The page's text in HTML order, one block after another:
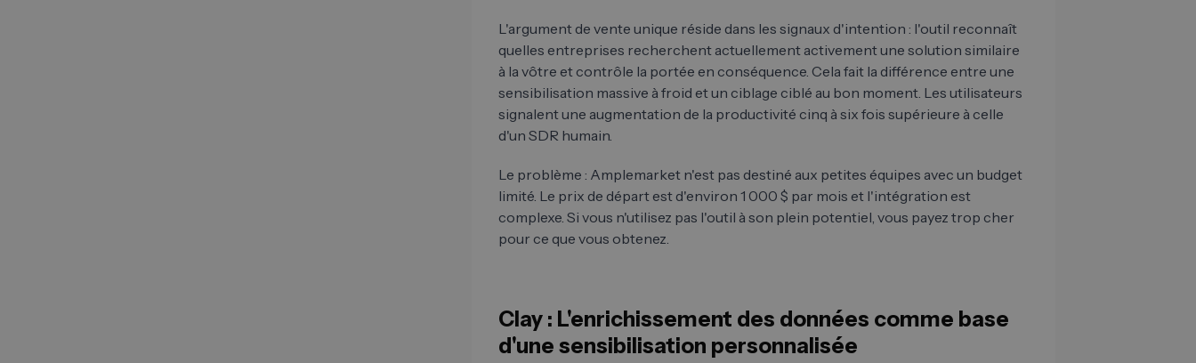
L'argument de vente unique réside dans les signaux d'intention : l'outil reconnaît
quelles entreprises recherchent actuellement activement une solution similaire
à la vôtre et contrôle la portée en conséquence. Cela fait la différence entre une
sensibilisation massive à froid et un ciblage ciblé au bon moment. Les utilisateurs
signalent une augmentation de la productivité cinq à six fois supérieure à celle
d'un SDR humain.
Le problème : Amplemarket n'est pas destiné aux petites équipes avec un budget
limité. Le prix de départ est d'environ 1 000 $ par mois et l'intégration est
complexe. Si vous n'utilisez pas l'outil à son plein potentiel, vous payez trop cher
pour ce que vous obtenez.
Clay : L'enrichissement des données comme base
d'une sensibilisation personnalisée